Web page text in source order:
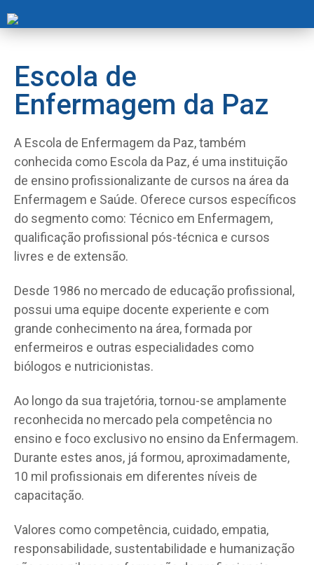
Escola de
Enfermagem da Paz
A Escola de Enfermagem da Paz, também
conhecida como Escola da Paz, é uma instituição
de ensino profissionalizante de cursos na área da
Enfermagem e Saúde. Oferece cursos específicos
do segmento como: Técnico em Enfermagem,
qualificação profissional pós-técnica e cursos
livres e de extensão.
Desde 1986 no mercado de educação profissional,
possui uma equipe docente experiente e com
grande conhecimento na área, formada por
enfermeiros e outras especialidades como
biólogos e nutricionistas.
Ao longo da sua trajetória, tornou-se amplamente
reconhecida no mercado pela competência no
ensino e foco exclusivo no ensino da Enfermagem.
Durante estes anos, já formou, aproximadamente,
10 mil profissionais em diferentes níveis de
capacitação.
Valores como competência, cuidado, empatia,
responsabilidade, sustentabilidade e humanização